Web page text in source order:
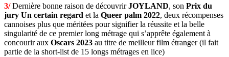
3/Dernière bonne raison de découvrirJOYLAND, son Prix du
jury Un certain regard et la Queer palm 2022, deux récompenses
cannoises plus que méritées pour signifier la réussite et la belle
singularité de ce premier long métrage qui s’apprête également à
concourir aux Oscars 2023 au titre de meilleur film étranger (il fait
partie de la short-list de 15 longs métrages en lice)